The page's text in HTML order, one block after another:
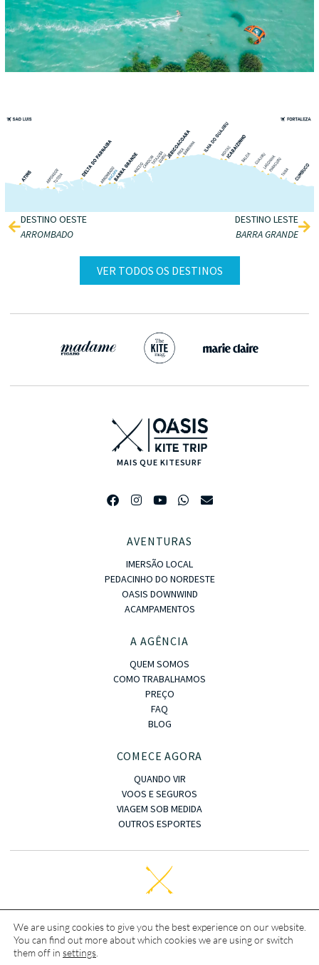
DESTINO OESTE
ARROMBADO
DESTINO LESTE
BARRA GRANDE
VER TODOS OS DESTINOS
MAIS QUE KITESURF
AVENTURAS
IMERSÃO LOCAL
PEDACINHO DO NORDESTE
OASIS DOWNWIND
ACAMPAMENTOS
A AGÊNCIA
QUEM SOMOS
COMO TRABALHAMOS
PREÇO
FAQ
BLOG
COMECE AGORA
QUANDO VIR
VOOS E SEGUROS
VIAGEM SOB MEDIDA
OUTROS ESPORTES
Termos e condiçoes
We are using cookies to give you the best experience on our website.
You can find out more about which cookies we are using or switch
them off in settings